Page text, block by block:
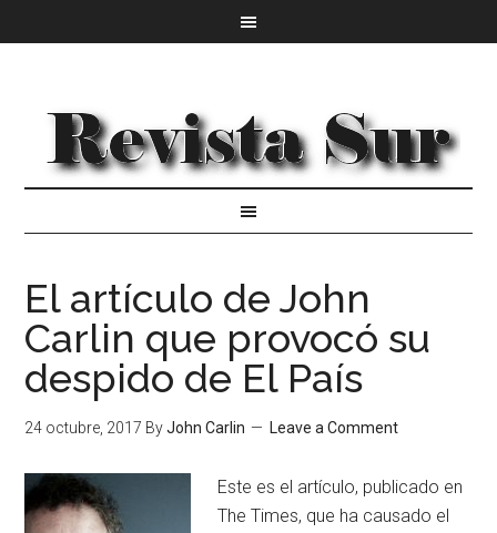
El artículo de John
Carlin que provocó su
despido de El País
24 octubre, 2017 ByJohn Carlin Leave a Comment
Este es el artículo, publicado en
The Times, que ha causado el